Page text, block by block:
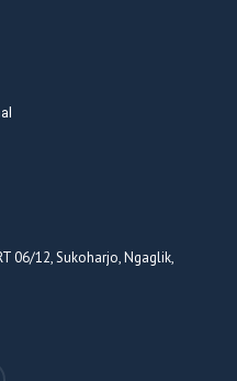
06/12, Sukoharjo, Ngaglik,